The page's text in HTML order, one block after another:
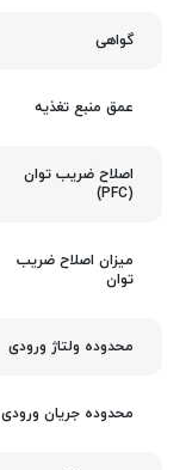
گواهی
عمق منبع تغذیه
اصلاح ضریب توان
(PFC)
میزان اصلاح ضریب
توان
محدوده ولتاژ ورودی
محدوده جریان ورودی